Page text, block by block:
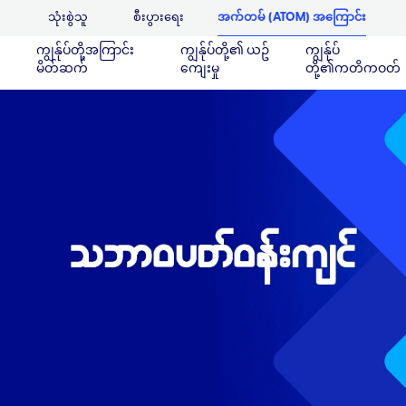
သုံးစွဲသူ စီးပွားရေး အက်တမ် (ATOM) အကြောင်း
ကျွန်ုပ်တို့အကြာင်း
မိတ်ဆက်
ကျွန်ုပ်တို့၏ ယဥ်
ကျေးမှု
ကျွန်ုပ်
တို့၏ကတိကဝတ်